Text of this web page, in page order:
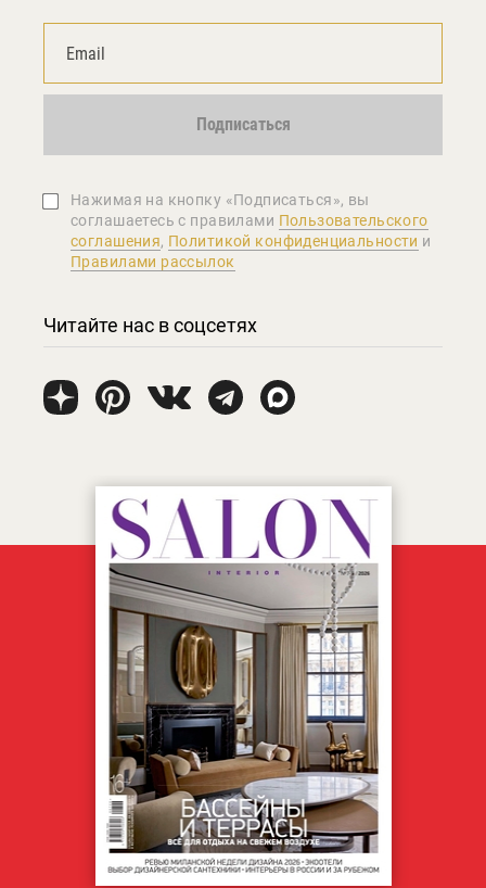
Подписаться
Нажимая на кнопку «Подписаться», вы
соглашаетеcь с правилами Пользовательского
соглашения, Политикой конфиденциальности и
Правилами рассылок
Читайте нас в соцсетях